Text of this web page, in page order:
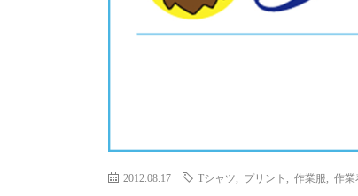
2012.08.17 Tシャツ プリント 作業服 作業